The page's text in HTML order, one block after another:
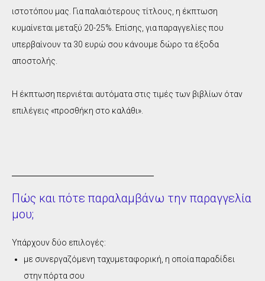
ιστοτόπου μας. Για παλαιότερους τίτλους, η έκπτωση
κυμαίνεται μεταξύ 20-25%. Επίσης, για παραγγελίες που
υπερβαίνουν τα 30 ευρώ σου κάνουμε δώρο τα έξοδα
αποστολής.
Η έκπτωση περνιέται αυτόματα στις τιμές των βιβλίων όταν
επιλέγεις «προσθήκη στο καλάθι».
Πώς και πότε παραλαμβάνω την παραγγελία
μου;
Υπάρχουν δύο επιλογές:
με συνεργαζόμενη ταχυμεταφορική, η οποία παραδίδει
στην πόρτα σου